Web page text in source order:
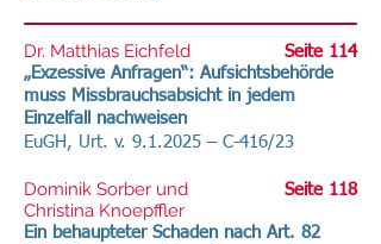
Dr. Matthias Eichfeld
„Exzessive Anfragen“: Aufsichtsbehörde
muss Missbrauchsabsicht in jedem
Einzelfall nachweisen
Seite 114
EuGH, Urt. v. 9.1.2025 – C-416/23
Dominik Sorber und
Christina Knoepffler
Ein behaupteter Schaden nach Art. 82
Seite 118